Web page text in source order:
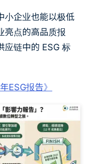
小企业也能以极低
亮点的高品质报
应链中的 ESG 标
ESG报告》